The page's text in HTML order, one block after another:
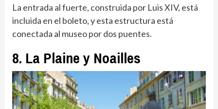
La entrada al fuerte, construida por Luis XIV, está
incluida en el boleto, y esta estructura está
conectada al museo por dos puentes.
8. La Plaine y Noailles